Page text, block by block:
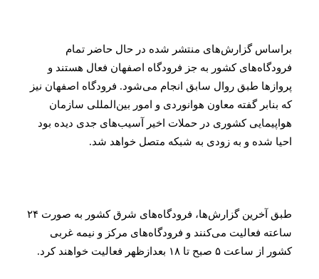
گزارش‌های منتشر شده در حال حاضر تمام
کشور به جز فرودگاه اصفهان فعال هستند و
طبق روال سابق انجام می‌شود. فرودگاه اصفهان نیز
گفته معاون هوانوردی و امور بین‌المللی سازمان
کشوری در حملات اخیر آسیب‌های جدی دیده بود
شده و به زودی به شبکه متصل خواهد شد.
طبق آخرین گزارش‌ها، فرودگاه‌های شرق کشور به صورت ۲۴
فعالیت می‌کنند و فرودگاه‌های مرکز و نیمه غربی
۵ صبح تا ۱۸ بعدازظهر فعالیت خواهند کرد.